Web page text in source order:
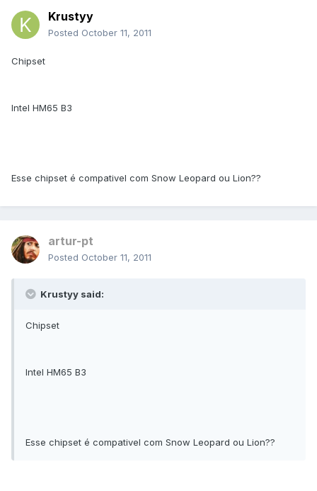
Krustyy
Posted October 11, 2011
Chipset
Intel HM65 B3
Esse chipset é compativel com Snow Leopard ou Lion??
artur-pt
Posted October 11, 2011
Krustyy said:
Chipset
Intel HM65 B3
Esse chipset é compativel com Snow Leopard ou Lion??